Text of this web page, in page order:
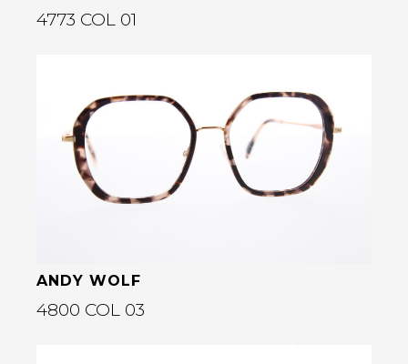
4773 COL 01
Bekijk deze bril
ANDY WOLF
4800 COL 03